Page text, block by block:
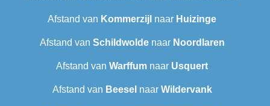
Afstand van Kommerzijl naar Huizinge
Afstand van Schildwoldenaar Noordlaren
Afstand van Warffum naar Usquert
Afstand van Beesel naar Wildervank